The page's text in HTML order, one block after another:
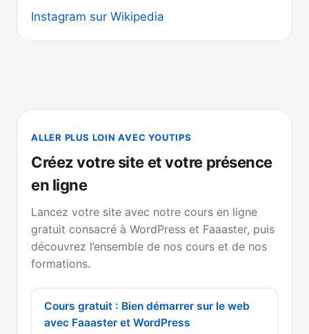
Instagram sur Wikipedia
ALLER PLUS LOIN AVEC YOUTIPS
Créez votre site et votre présence
en ligne
Lancez votre site avec notre cours en ligne
gratuit consacré à WordPress et Faaaster, puis
découvrez l’ensemble de nos cours et de nos
formations.
Cours gratuit : Bien démarrer sur le web
avec Faaaster et WordPress